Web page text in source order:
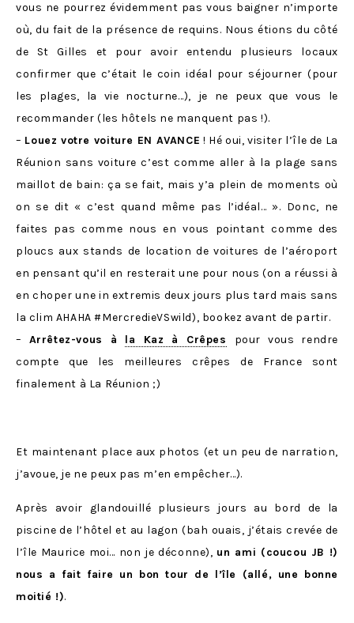
vous ne pourrez évidemment pas vous baigner n’importe
où, du fait de la présence de requins. Nous étions du côté
de St Gilles et pour avoir entendu plusieurs locaux
confirmer que c’était le coin idéal pour séjourner (pour
les plages, la vie nocturne…), je ne peux que vous le
recommander (les hôtels ne manquent pas !).
– Louez votre voiture EN AVANCE ! Hé oui, visiter l’île de La
Réunion sans voiture c’est comme aller à la plage sans
maillot de bain: ça se fait, mais y’a plein de moments où
on se dit « c’est quand même pas l’idéal… ». Donc, ne
faites pas comme nous en vous pointant comme des
ploucs aux stands de location de voitures de l’aéroport
en pensant qu’il en resterait une pour nous (on a réussi à
en choper une in extremis deux jours plus tard mais sans
la clim AHAHA #MercredieVSwild), bookez avant de partir.
– Arrêtez-vous à la Kaz à Crêpes
pour vous rendre
compte que les meilleures crêpes de France sont
finalement à La Réunion ;)
Et maintenant place aux photos (et un peu de narration,
j’avoue, je ne peux pas m’en empêcher…).
Après avoir glandouillé plusieurs jours au bord de la
piscine de l’hôtel et au lagon (bah ouais, j’étais crevée de
l’île Maurice moi… non je déconne), un ami (coucou JB !)
nous a fait faire un bon tour de l’île (allé, une bonne
moitié !).